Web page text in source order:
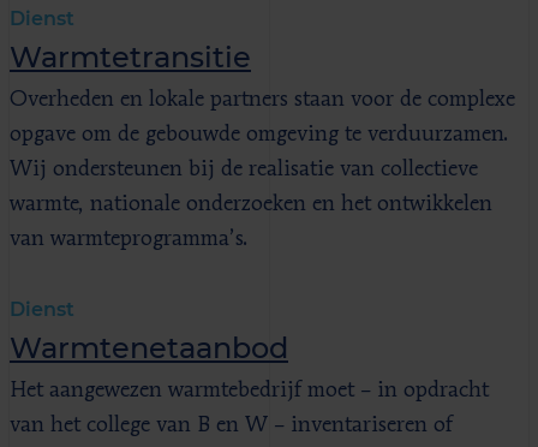
Dienst
Warmtetransitie
Overheden en lokale partners staan voor de complexe
opgave om de gebouwde omgeving te verduurzamen.
Wij ondersteunen bij de realisatie van collectieve
warmte, nationale onderzoeken en het ontwikkelen
van warmteprogramma’s.
Dienst
Warmtenetaanbod
Het aangewezen warmtebedrijf moet – in opdracht
van het college van B en W – inventariseren of